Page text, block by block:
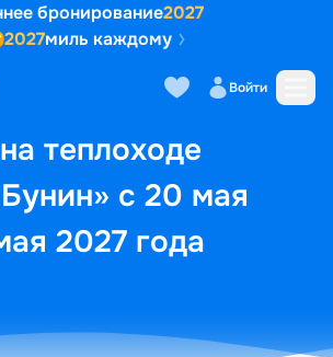
бронирование2027
2027миль каждому
Войти
теплоходе
с 20 мая
2027 года
Выбор кают Маршрут и